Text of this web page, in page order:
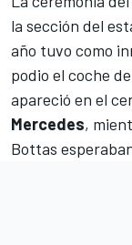
la sección del
año tuvo como
podio el coche
apareció en el
Mercedes,
Bottas